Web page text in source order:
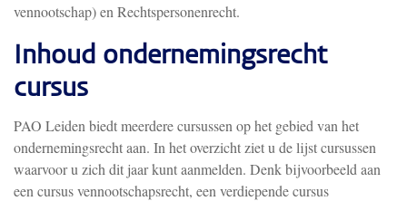
vennootschap) en Rechtspersonenrecht.
Inhoud ondernemingsrecht
cursus
PAO Leiden biedt meerdere cursussen op het gebied van het
ondernemingsrecht aan. In het overzicht ziet u de lijst cursussen
waarvoor u zich dit jaar kunt aanmelden. Denk bijvoorbeeld aan
een cursus vennootschapsrecht, een verdiepende cursus